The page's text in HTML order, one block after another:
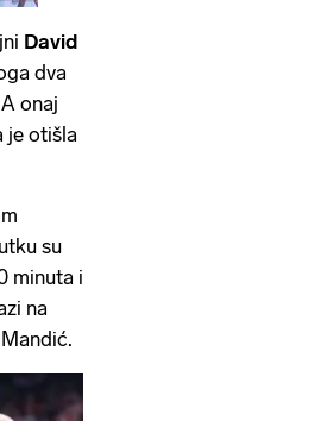
David
dva
onaj
je otišla
su
minuta i
na